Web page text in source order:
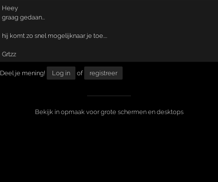
Heey
graag gedaan...
hij komt zo snel mogelijknaar je toe....
Grtzz
Deel je mening! Log in of registreer
Bekijk in opmaak voor grote schermen en desktops